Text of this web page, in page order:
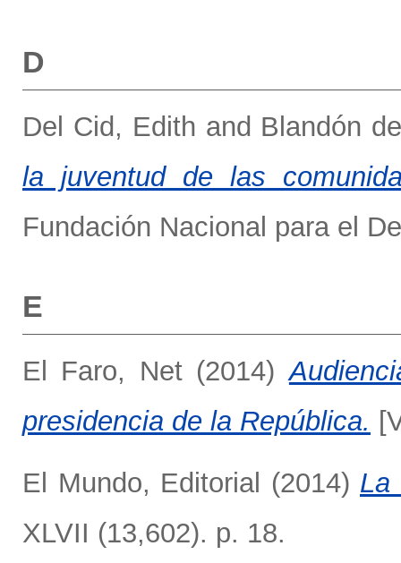
D
Del Cid, Edith and Blandón
la juventud de las
Fundación Nacional para el
E
El Faro, Net(2014)
presidencia de la República.
El Mundo, Editorial (2014) La
XLVII (13,602). p. 18.